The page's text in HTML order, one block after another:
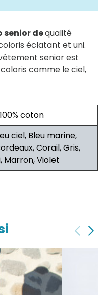
senior dequalité
éclatant et uni.
senior est
comme le ciel,
100% coton
ciel, Bleu marine,
Corail, Gris,
Marron, Violet